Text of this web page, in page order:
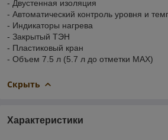
- Двустенная изоляция
- Автоматический контроль уровня и
- Индикаторы нагрева
- Закрытый ТЭН
- Пластиковый кран
- Объем 7.5 л (5.7 л до отметки MAX)
Скрыть
Характеристики